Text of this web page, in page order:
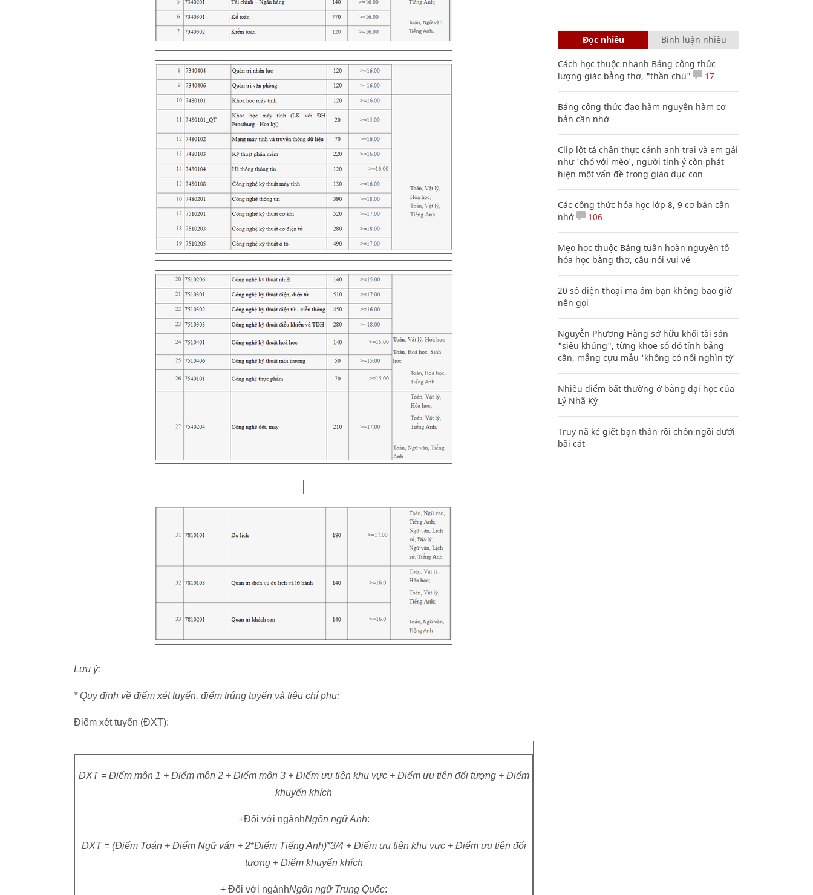
Lưu ý:
* Quy định về điểm xét tuyển, điểm trúng tuyển và tiêu chí phụ:
Điểm xét tuyển (ĐXT):
ĐXT = Điểm môn 1 + Điểm môn 2 + Điểm môn 3 + Điểm ưu tiên khu vực + Điểm ưu tiên đối tượng + Điểm
khuyến khích
+Đối với ngànhNgôn ngữ Anh:
ĐXT = (Điểm Toán + Điểm Ngữ văn + 2*Điểm Tiếng Anh)*3/4 + Điểm ưu tiên khu vực + Điểm ưu tiên đối
tượng + Điểm khuyến khích
+ Đối với ngànhNgôn ngữ Trung Quốc:
Đọc nhiều Bình luận nhiều
Cách học thuộc nhanh Bảng công thức
lượng giác bằng thơ, "thần chú"
17
Bảng công thức đạo hàm nguyên hàm cơ
bản cần nhớ
Clip lột tả chân thực cảnh anh trai và em gái
như 'chó với mèo', người tinh ý còn phát
hiện một vấn đề trong giáo dục con
Các công thức hóa học lớp 8, 9 cơ bản cần
nhớ
106
Mẹo học thuộc Bảng tuần hoàn nguyên tố
hóa học bằng thơ, câu nói vui vẻ
20 số điện thoại ma ám bạn không bao giờ
nên gọi
Nguyễn Phương Hằng sở hữu khối tài sản
"siêu khủng", từng khoe sổ đỏ tính bằng
cân, mắng cựu mẫu 'không có nổi nghìn tỷ'
Nhiều điểm bất thường ở bằng đại học của
Lý Nhã Kỳ
Truy nã kẻ giết bạn thân rồi chôn ngồi dưới
bãi cát